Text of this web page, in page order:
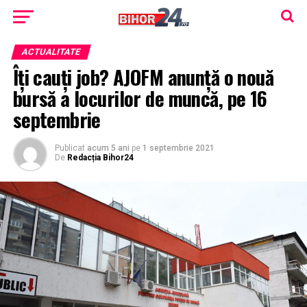
ACTUALITATE
Îți cauți job? AJOFM anunță o nouă
bursă a locurilor de muncă, pe 16
septembrie
Publicat acum 5 ani pe 1 septembrie 2021
De Redacția Bihor24